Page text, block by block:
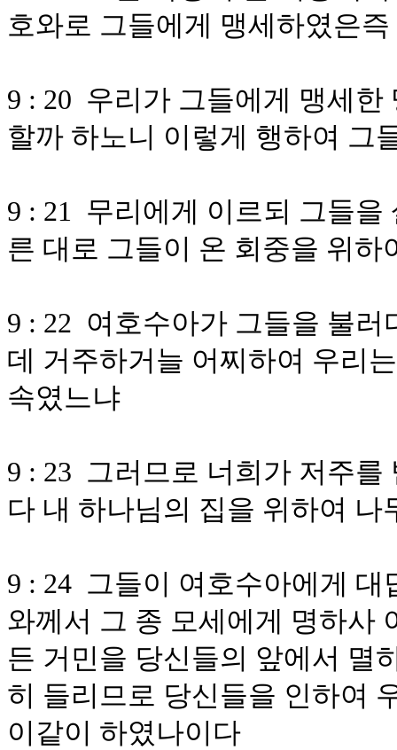
호와로 그들에게 맹세하였은
9 : 20 우리가 그들에게 맹세
할까 하노니 이렇게 행하여 그
9 : 21 무리에게 이르되 그들
른 대로 그들이 온 회중을 위
9 : 22 여호수아가 그들을 불
데 거주하거늘 어찌하여 우리
속였느냐
9 : 23 그러므로 너희가 저주
다 내 하나님의 집을 위하여
9 : 24 그들이 여호수아에게
와께서 그 종 모세에게 명하사
든 거민을 당신들의 앞에서 멸
히 들리므로 당신들을 인하여
이같이 하였나이다